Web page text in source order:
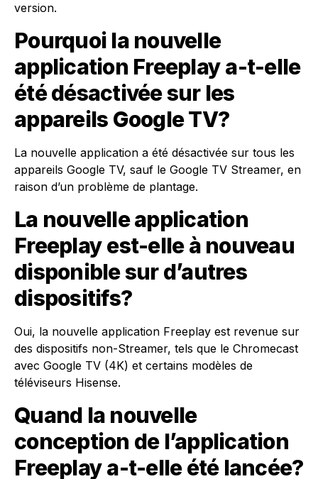
version.
Pourquoi la nouvelle
application Freeplay a-t-elle
été désactivée sur les
appareils Google TV?
La nouvelle application a été désactivée sur tous les
appareils Google TV, sauf le Google TV Streamer, en
raison d’un problème de plantage.
La nouvelle application
Freeplay est-elle à nouveau
disponible sur d’autres
dispositifs?
Oui, la nouvelle application Freeplay est revenue sur
des dispositifs non-Streamer, tels que le Chromecast
avec Google TV (4K) et certains modèles de
téléviseurs Hisense.
Quand la nouvelle
conception de l’application
Freeplay a-t-elle été lancée?